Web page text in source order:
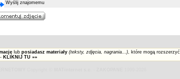
Wyślij znajomemu
lub posiadasz materiały (teksty, zdjęcia, nagrania...), które mogą rozszerzyć
KLIKNIJ TU »»